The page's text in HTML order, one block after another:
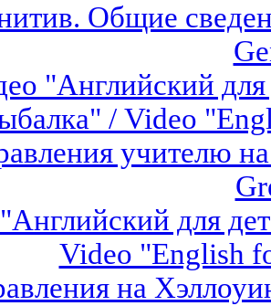
Общие
"Английский для
/ Video
учителю
для
Video "English
на